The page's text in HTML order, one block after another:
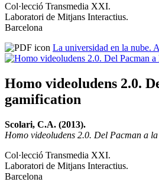
Col·lecció Transmedia XXI.
Laboratori de Mitjans Interactius.
Barcelona
La universidad en la nube.
Homo videoludens 2.0.
gamification
Scolari, C.A. (2013).
Homo videoludens 2.0. Del Pacman a
Col·lecció Transmedia XXI.
Laboratori de Mitjans Interactius.
Barcelona